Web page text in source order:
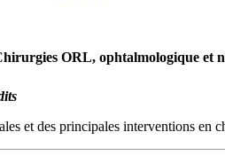
ORL, ophtalmologique et
et des principales interventions